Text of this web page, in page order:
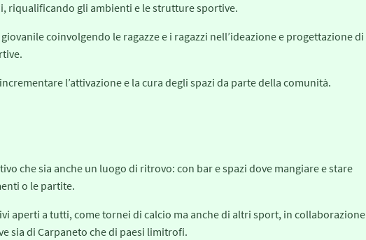
riqualificando gli ambienti e le strutture sportive.
coinvolgendo le ragazze e i ragazzi nell’ideazione e progettazione di
l’attivazione e la cura degli spazi da parte della comunità.
che sia anche un luogo di ritrovo: con bar e spazi dove mangiare e stare
o le partite.
aperti a tutti, come tornei di calcio ma anche di altri sport, in collaborazione
sia di Carpaneto che di paesi limitrofi.